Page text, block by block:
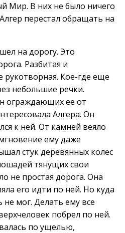
Мир. В них не было ничего
перестал обращать на
на дорогу. Это
Разбитая и
рукотворная. Кое-где еще
небольшие речки.
ограждающих ее от
Алгера. Он
к ней. От камней веяло
ему даже
стук деревянных колес
тянущих свои
не простая дорога. Она
его идти по ней. Но куда
мог. Делать ему все
побрел по ней.
по ущелью,